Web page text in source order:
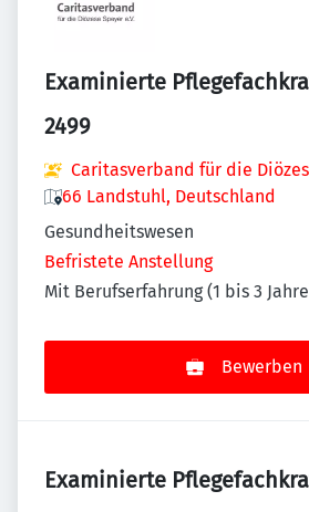
Examinierte
2499
Caritasverband für die
66 Landstuhl, Deutschland
Gesundheitswesen
Befristete Anstellung
Mit Berufserfahrung (1 bis 3
Bewerben
Examinierte